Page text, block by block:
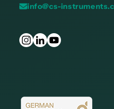
info@cs-